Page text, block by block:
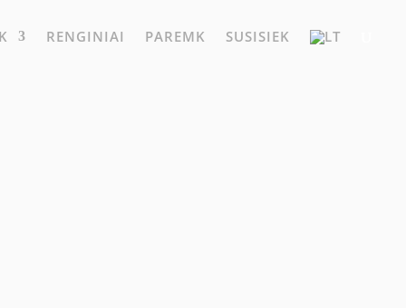
RENGINIAI PAREMK SUSISIEK